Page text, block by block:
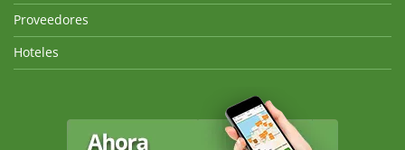
Proveedores
Hoteles